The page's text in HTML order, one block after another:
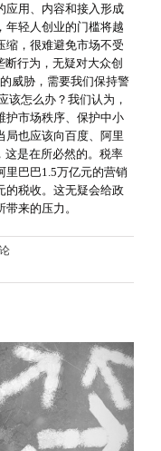
应用、内容和接入形成
年轻人创业的门槛将越
缩，很难避免市场不受
行为，无疑对大众创
威胁，需要我们保持警
该怎么办？我们认为，
护市场秩序、保护中小
局也应该向百度、阿里
这是在所必然的。税率
里巴巴1.5万亿元的营销
的税收。这无疑会给政
来的压力。